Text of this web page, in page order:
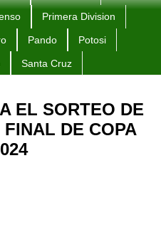
Primera Division
Pando Potosi
Santa Cruz
EL SORTEO DE
DE COPA